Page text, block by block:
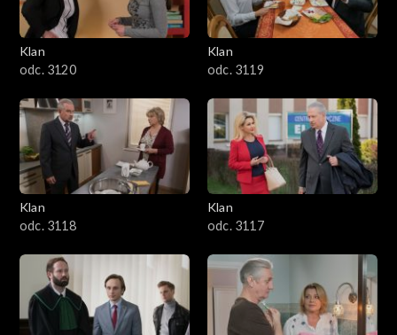
Klan
odc. 3120
Klan
odc. 3119
Klan
odc. 3118
Klan
odc. 3117